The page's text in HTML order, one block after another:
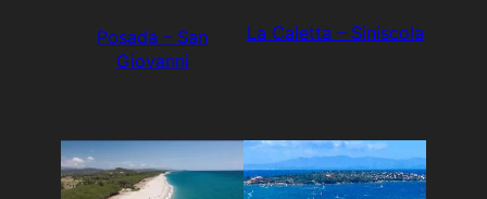
Posada – San
Giovanni
La Caletta – Siniscola